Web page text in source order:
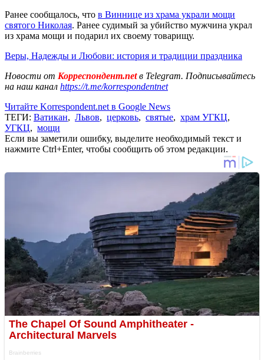
Ранее сообщалось, что в Виннице из храма украли мощи
святого Николая. Ранее судимый за убийство мужчина украл
из храма мощи и подарил их своему товарищу.
Веры, Надежды и Любови: история и традиции праздника
Новости от Корреспондент.netв Telegram. Подписывайтесь
на наш канал https://t.me/korrespondentnet
Читайте Korrespondent.net в Google News
ТЕГИ: Ватикан, Львов, церковь, святые, храм УГКЦ,
УГКЦ, мощи
Если вы заметили ошибку, выделите необходимый текст и
нажмите Ctrl+Enter, чтобы сообщить об этом редакции.